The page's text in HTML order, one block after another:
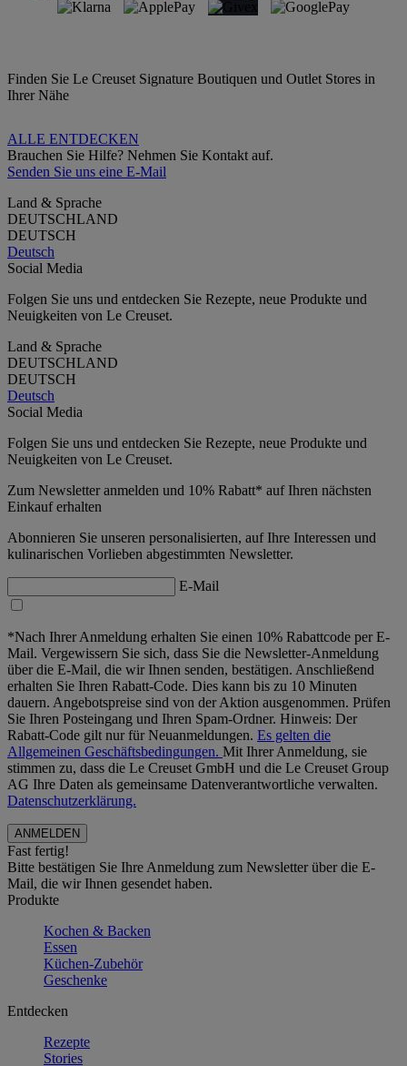
Finden Sie Le Creuset Signature Boutiquen und Outlet Stores in
Ihrer Nähe
ALLE ENTDECKEN
Brauchen Sie Hilfe? Nehmen Sie Kontakt auf.
Senden Sie uns eine E-Mail
Land & Sprache
DEUTSCHLAND
DEUTSCH
Deutsch
Social Media
Folgen Sie uns und entdecken Sie Rezepte, neue Produkte und
Neuigkeiten von Le Creuset.
Land & Sprache
DEUTSCHLAND
DEUTSCH
Deutsch
Social Media
Folgen Sie uns und entdecken Sie Rezepte, neue Produkte und
Neuigkeiten von Le Creuset.
Zum Newsletter anmelden und 10% Rabatt* auf Ihren nächsten
Einkauf erhalten
Abonnieren Sie unseren personalisierten, auf Ihre Interessen und
kulinarischen Vorlieben abgestimmten Newsletter.
E-Mail
*Nach Ihrer Anmeldung erhalten Sie einen 10% Rabattcode per E-
Mail. Vergewissern Sie sich, dass Sie die Newsletter-Anmeldung
über die E-Mail, die wir Ihnen senden, bestätigen. Anschließend
erhalten Sie Ihren Rabatt-Code. Dies kann bis zu 10 Minuten
dauern. Angebotspreise sind von der Aktion ausgenommen. Prüfen
Sie Ihren Posteingang und Ihren Spam-Ordner. Hinweis: Der
Rabatt-Code gilt nur für Neuanmeldungen. Es gelten die
Allgemeinen Geschäftsbedingungen. Mit Ihrer Anmeldung, sie
stimmen zu, dass die Le Creuset GmbH und die Le Creuset Group
AG Ihre Daten als gemeinsame Datenverantwortliche verwalten.
Datenschutzerklärung.
Fast fertig!
Bitte bestätigen Sie Ihre Anmeldung zum Newsletter über die E-
Mail, die wir Ihnen gesendet haben.
Produkte
Kochen & Backen
Essen
Küchen-Zubehör
Geschenke
Entdecken
Rezepte
Stories